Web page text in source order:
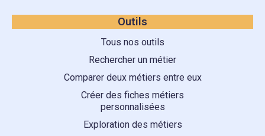
Outils
Tous nos outils
Rechercher un métier
Comparer deux métiers entre eux
Créer des fiches métiers
personnalisées
Exploration des métiers